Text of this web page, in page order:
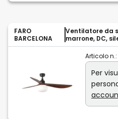
FARO
BARCELONA
Ventilatore da
marrone, DC,
Articolo n.:
Per